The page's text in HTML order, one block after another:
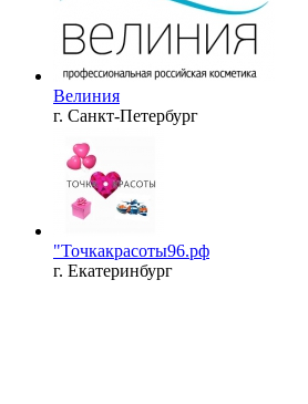
Велиния
г. Санкт-Петербург
"Точкакрасоты96.рф
г. Екатеринбург